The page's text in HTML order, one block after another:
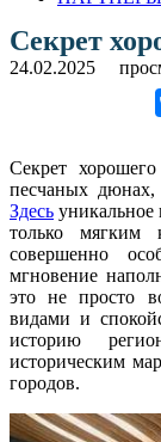
Секрет
24.02.2025
Секрет
песчаных дюнах,
Здесь уникальное
только
совершенно
мгновение
это не просто
видами и
историю
историческим
городов.